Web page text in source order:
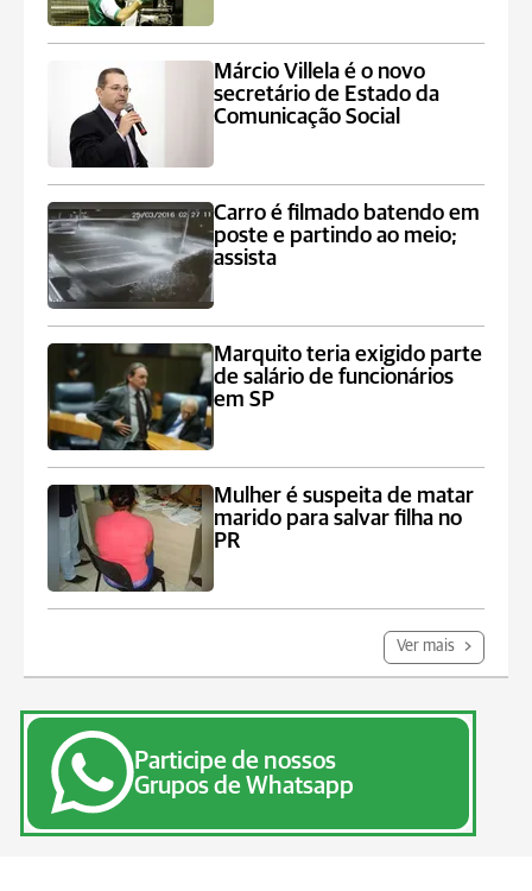
Márcio Villela é o novo
secretário de Estado da
Comunicação Social
Carro é filmado batendo em
poste e partindo ao meio;
assista
Marquito teria exigido parte
de salário de funcionários
em SP
Mulher é suspeita de matar
marido para salvar filha no
PR
Ver mais
Participe de nossos
Grupos de Whatsapp